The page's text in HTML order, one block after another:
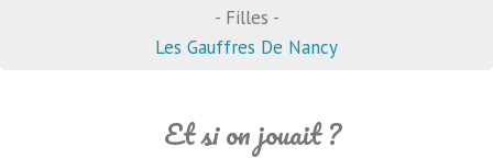
- Filles -
Les Gauffres De Nancy
Et si on jouait ?